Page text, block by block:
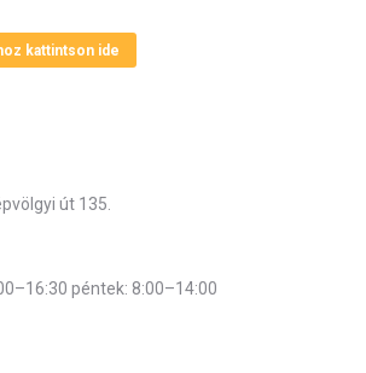
kattintson ide
út 135.
péntek: 8:00–14:00